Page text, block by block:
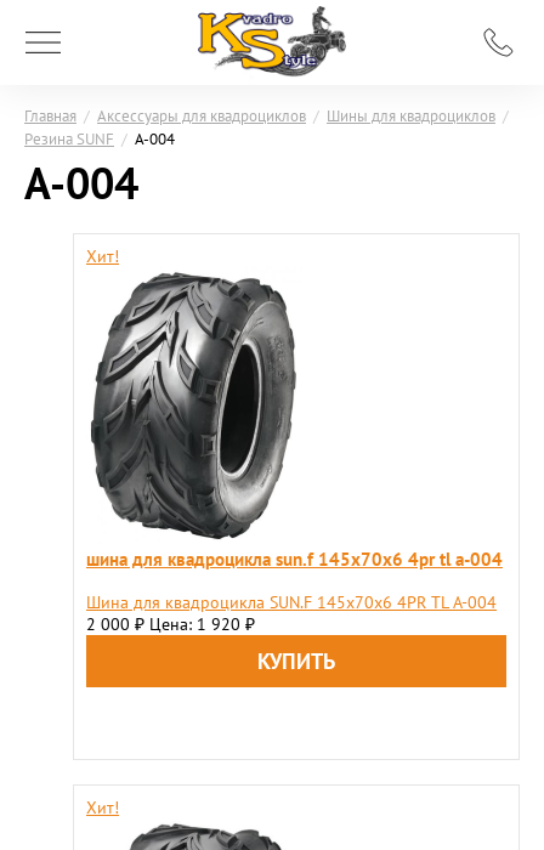
Главная / Аксессуары для квадроциклов / Шины для квадроциклов /
Резина SUNF / A-004
A-004
Хит!
шина для квадроцикла sun.f 145х70х6 4pr tl a-004
Шина для квадроцикла SUN.F 145х70х6 4PR TL A-004
2 000 ₽ Цена: 1 920 ₽
Хит!